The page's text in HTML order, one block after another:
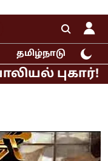
தமிழ்நாடு